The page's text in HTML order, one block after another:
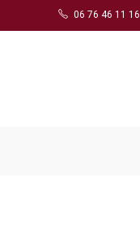
to
06 76 46 11 16